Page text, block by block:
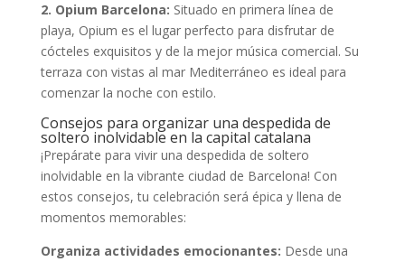
2. Opium Barcelona: Situado en ⁤primera línea de​
playa, Opium⁣ es el lugar perfecto para disfrutar de
cócteles exquisitos y de la mejor⁣ música ⁣comercial. Su
terraza con vistas al mar Mediterráneo ⁢es ideal para
comenzar la noche con estilo.
Consejos⁤ para organizar una despedida de
‌soltero inolvidable en la capital‍ catalana
¡Prepárate para vivir‍ una despedida de soltero‍
inolvidable en la vibrante ciudad de ⁢Barcelona! Con
estos consejos, tu celebración será⁣ épica y llena de
momentos memorables:
Organiza ​actividades emocionantes: Desde una⁤